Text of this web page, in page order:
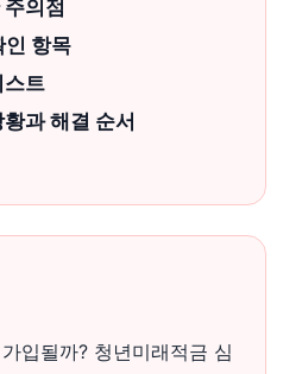
의점
인 항목
스트
과 해결 순서
입될까? 청년미래적금 심